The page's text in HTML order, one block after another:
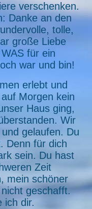
verschenken.
Danke an den
tolle,
große Liebe
für ein
war und bin!
erlebt und
Morgen kein
Haus ging,
Wir
gelaufen. Du
Denn für dich
sein. Du hast
Zeit
mein schöner
geschafft.
ich dir.